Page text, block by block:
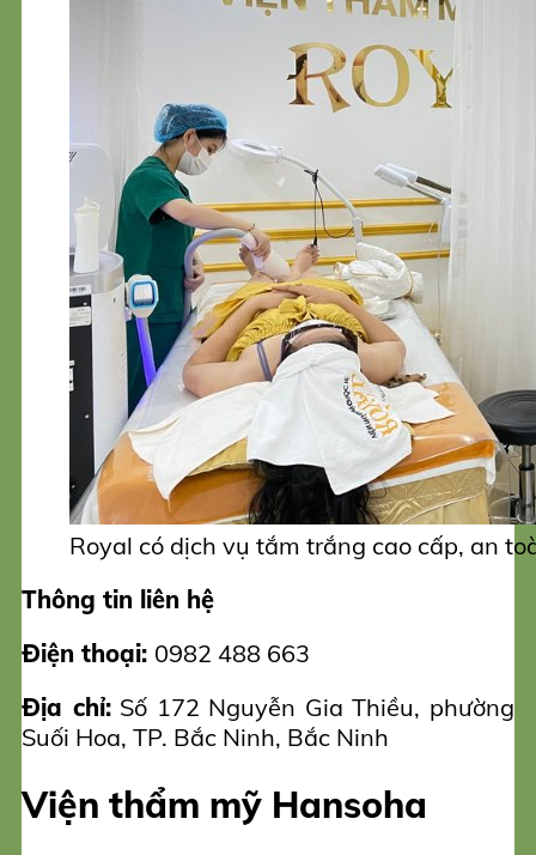
Royal có dịch vụ tắm trắng cao cấp, an
Thông tin liên hệ
Điện thoại: 0982 488 663
Địa chỉ:Số 172 Nguyễn Gia Thiều, phường
Suối Hoa, TP. Bắc Ninh, Bắc Ninh
Viện thẩm mỹ Hansoha